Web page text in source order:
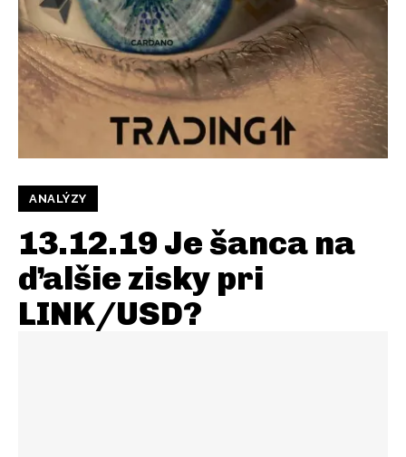
ANALÝZY
13.12.19 Je šanca na
ďalšie zisky pri
LINK/USD?